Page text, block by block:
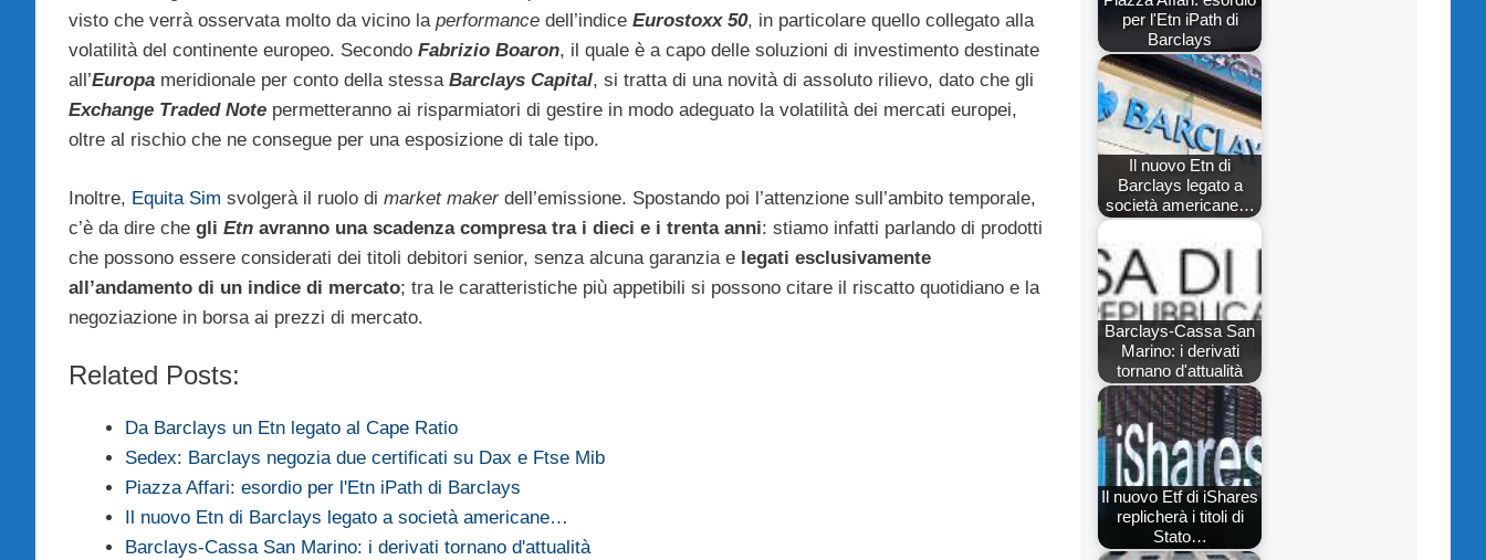
visto che verrà osservata molto da vicino la performance dell’indice Eurostoxx 50, in particolare quello collegato alla
volatilità del continente europeo. Secondo Fabrizio Boaron, il quale è a capo delle soluzioni di investimento destinate
all’Europa meridionale per conto della stessa Barclays Capital, si tratta di una novità di assoluto rilievo, dato che gli
Exchange Traded Note permetteranno ai risparmiatori di gestire in modo adeguato la volatilità dei mercati europei,
oltre al rischio che ne consegue per una esposizione di tale tipo.
Inoltre, Equita Sim svolgerà il ruolo di market makerdell’emissione. Spostando poi l’attenzione sull’ambito temporale,
c’è da dire che gli Etn avranno una scadenza compresa tra i dieci e i trenta anni: stiamo infatti parlando di prodotti
che possono essere considerati dei titoli debitori senior, senza alcuna garanzia e legati esclusivamente
all’andamento di un indice di mercato; tra le caratteristiche più appetibili si possono citare il riscatto quotidiano e la
negoziazione in borsa ai prezzi di mercato.
Related Posts:
Da Barclays un Etn legato al Cape Ratio
Sedex: Barclays negozia due certificati su Dax e Ftse Mib
Piazza Affari: esordio per l'Etn iPath di Barclays
Il nuovo Etn di Barclays legato a società americane…
Barclays-Cassa San Marino: i derivati tornano d'attualità
per l'Etn iPath di
Barclays
Il nuovo Etn di
Barclays legato a
società americane…
Barclays-Cassa San
Marino: i derivati
tornano d'attualità
Il nuovo Etf di iShares
replicherà i titoli di
Stato…